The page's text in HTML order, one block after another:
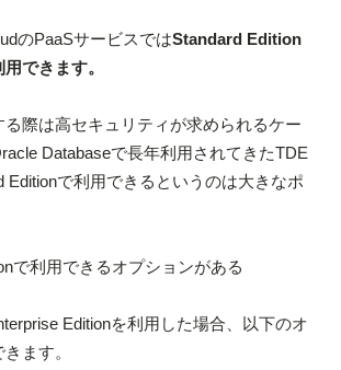
のPaaSサービスではStandard Edition
できます。
る際は高セキュリティが求められるケー
Databaseで長年利用されてきたTDE
Editionで利用できるというのは大きなポ
で利用できるオプションがある
Editionを利用した場合、以下のオ
ます。